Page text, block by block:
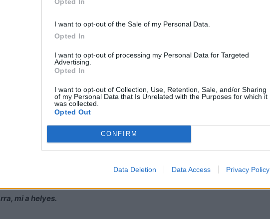
I want to opt-out of the Sale of my Personal Data.
Opted In
I want to opt-out of processing my Personal Data for Targeted
Advertising.
Opted In
I want to opt-out of Collection, Use, Retention, Sale, and/or Sharing
of my Personal Data that Is Unrelated with the Purposes for which it
was collected.
Opted Out
CONFIRM
Data Deletion Data Access Privacy Policy
igaz…
– szalad ki a számon. –
ahhoz még korán van?
Márk?
nem? Csak azért mondom, mert érzem, hogy kezd elszabadulni a
csal
ádból származó srác úgy önt magának a pohárba, mintha víz lenne.
a felét és megrázkódik!
Tényleg kimész egy hét múlva?
húzom az időt.
mi a helyes.